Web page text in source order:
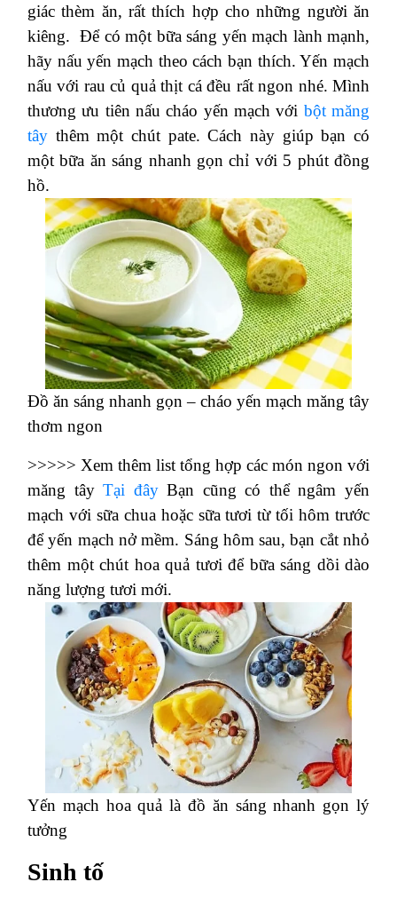
giác thèm ăn, rất thích hợp cho những người ăn
kiêng. Để có một bữa sáng yến mạch lành mạnh,
hãy nấu yến mạch theo cách bạn thích. Yến mạch
nấu với rau củ quả thịt cá đều rất ngon nhé. Mình
thương ưu tiên nấu cháo yến mạch với bột măng
tây thêm một chút pate. Cách này giúp bạn có
một bữa ăn sáng nhanh gọn chỉ với 5 phút đồng
hồ.
Đồ ăn sáng nhanh gọn – cháo yến mạch măng tây
thơm ngon
>>>>> Xem thêm list tổng hợp các món ngon với
măng tâyTại đây Bạn cũng có thể ngâm yến
mạch với sữa chua hoặc sữa tươi từ tối hôm trước
để yến mạch nở mềm. Sáng hôm sau, bạn cắt nhỏ
thêm một chút hoa quả tươi để bữa sáng dồi dào
năng lượng tươi mới.
Yến mạch hoa quả là đồ ăn sáng nhanh gọn lý
tưởng
Sinh tố